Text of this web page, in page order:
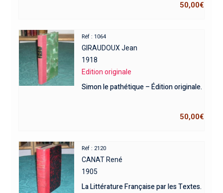
50,00€
Réf : 1064
GIRAUDOUX Jean
1918
Edition originale
Simon le pathétique – Édition originale.
50,00€
Réf : 2120
CANAT René
1905
La Littérature Française par les Textes.